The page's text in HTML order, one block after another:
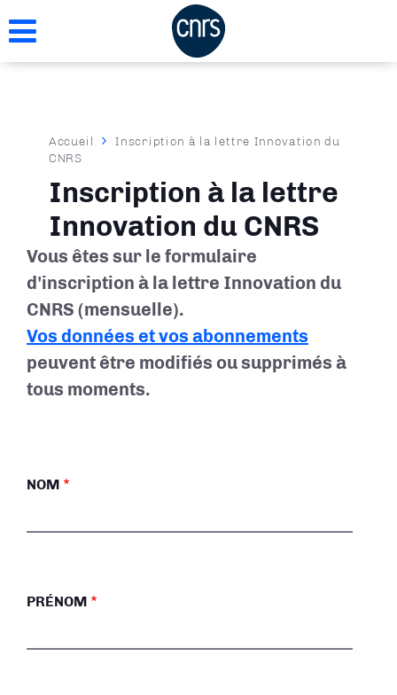
au
Fil
d'Ariane
Accueil
Inscription à la lettre Innovation du
CNRS
Inscription à la lettre
Innovation du CNRS
Vous êtes sur le formulaire
d'inscription à la lettre Innovation du
CNRS (mensuelle).
Vos données et vos abonnements
peuvent être modifiés ou supprimés à
tous moments.
NOM
PRÉNOM